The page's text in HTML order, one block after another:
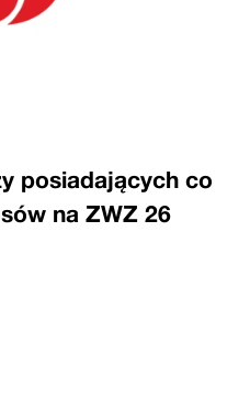
posiadających co
na ZWZ 26